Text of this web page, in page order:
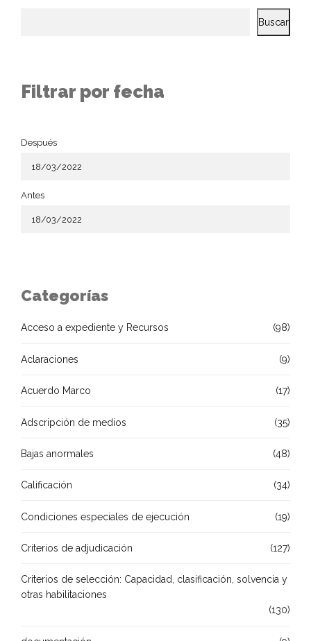
Buscar
Filtrar por fecha
Después
Antes
Categorías
Acceso a expediente y Recursos (98)
Aclaraciones (9)
Acuerdo Marco (17)
Adscripción de medios (35)
Bajas anormales (48)
Calificación (34)
Condiciones especiales de ejecución (19)
Criterios de adjudicación (127)
Criterios de selección: Capacidad, clasificación, solvencia y
otras habilitaciones
(130)